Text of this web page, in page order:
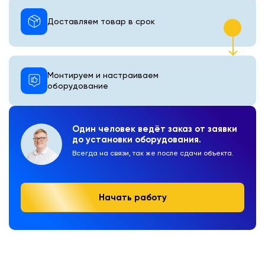
Один человек ведёт заказ от заявки
до установки оборудования.
Всегда на связи, так же после сдачи объекта.
Начать работу
Монтируем и настраиваем
оборудование
Доставляем товар в срок